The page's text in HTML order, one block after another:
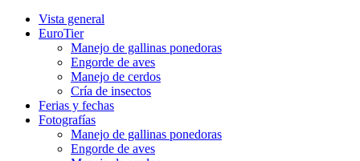
Vista general
EuroTier
Manejo de gallinas ponedoras
Engorde de aves
Manejo de cerdos
Cría de insectos
Ferias y fechas
Fotografías
Manejo de gallinas ponedoras
Engorde de aves